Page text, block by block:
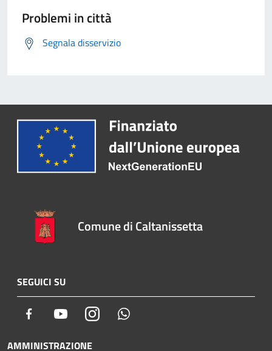
Problemi in città
Segnala disservizio
Comune di Caltanissetta
SEGUICI SU
Facebook YoutubeInstagram
AMMINISTRAZIONE